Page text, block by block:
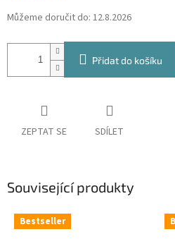
Můžeme doručit do: 12.8.2026
Přidat do košíku
ZEPTAT SE SDÍLET
Související produkty
Bestseller